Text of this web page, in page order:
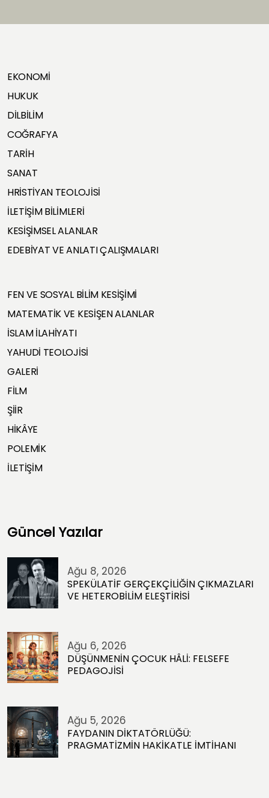
EKONOMİ
HUKUK
DİLBİLİM
COĞRAFYA
TARİH
SANAT
HRİSTİYAN TEOLOJİSİ
İLETİŞİM BİLİMLERİ
KESİŞİMSEL ALANLAR
EDEBİYAT VE ANLATI ÇALIŞMALARI
FEN VE SOSYAL BİLİM KESİŞİMİ
MATEMATİK VE KESİŞEN ALANLAR
İSLAM İLAHİYATI
YAHUDİ TEOLOJİSİ
GALERİ
FİLM
ŞİİR
HİKÂYE
POLEMİK
İLETİŞİM
Güncel Yazılar
Ağu 8, 2026
SPEKÜLATİF GERÇEKÇİLİĞİN ÇIKMAZLARI
VE HETEROBİLİM ELEŞTİRİSİ
Ağu 6, 2026
DÜŞÜNMENİN ÇOCUK HÂLİ: FELSEFE
PEDAGOJİSİ
Ağu 5, 2026
FAYDANIN DİKTATÖRLÜĞÜ:
PRAGMATİZMİN HAKİKATLE İMTİHANI